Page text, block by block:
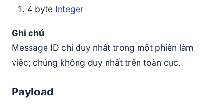
4 byte Integer
Ghi chú
Message ID chỉ duy nhất trong một phiên làm
việc; chúng không duy nhất trên toàn cục.
Payload